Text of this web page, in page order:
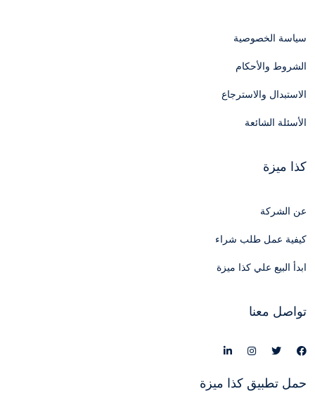
سياسة الخصوصية
الشروط والأحكام
الاستبدال والاسترجاع
الأسئلة الشائعة
كذا ميزة
عن الشركة
كيفية عمل طلب شراء
ابدأ البيع علي كذا ميزة
تواصل معنا
حمل تطبيق كذا ميزة